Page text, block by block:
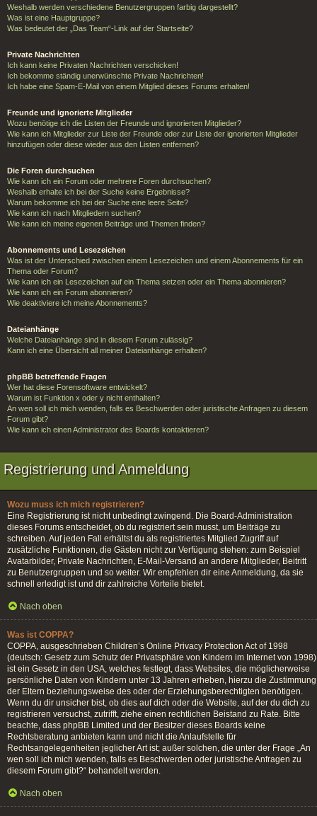
Weshalb werden verschiedene Benutzergruppen farbig dargestellt?
Was ist eine Hauptgruppe?
Was bedeutet der „Das Team“-Link auf der Startseite?
Private Nachrichten
Ich kann keine Privaten Nachrichten verschicken!
Ich bekomme ständig unerwünschte Private Nachrichten!
Ich habe eine Spam-E-Mail von einem Mitglied dieses Forums erhalten!
Freunde und ignorierte Mitglieder
Wozu benötige ich die Listen der Freunde und ignorierten Mitglieder?
Wie kann ich Mitglieder zur Liste der Freunde oder zur Liste der ignorierten Mitglieder
hinzufügen oder diese wieder aus den Listen entfernen?
Die Foren durchsuchen
Wie kann ich ein Forum oder mehrere Foren durchsuchen?
Weshalb erhalte ich bei der Suche keine Ergebnisse?
Warum bekomme ich bei der Suche eine leere Seite?
Wie kann ich nach Mitgliedern suchen?
Wie kann ich meine eigenen Beiträge und Themen finden?
Abonnements und Lesezeichen
Was ist der Unterschied zwischen einem Lesezeichen und einem Abonnements für ein
Thema oder Forum?
Wie kann ich ein Lesezeichen auf ein Thema setzen oder ein Thema abonnieren?
Wie kann ich ein Forum abonnieren?
Wie deaktiviere ich meine Abonnements?
Dateianhänge
Welche Dateianhänge sind in diesem Forum zulässig?
Kann ich eine Übersicht all meiner Dateianhänge erhalten?
phpBB betreffende Fragen
Wer hat diese Forensoftware entwickelt?
Warum ist Funktion x oder y nicht enthalten?
An wen soll ich mich wenden, falls es Beschwerden oder juristische Anfragen zu diesem
Forum gibt?
Wie kann ich einen Administrator des Boards kontaktieren?
Registrierung und Anmeldung
Wozu muss ich mich registrieren?
Eine Registrierung ist nicht unbedingt zwingend. Die Board-Administration
dieses Forums entscheidet, ob du registriert sein musst, um Beiträge zu
schreiben. Auf jeden Fall erhältst du als registriertes Mitglied Zugriff auf
zusätzliche Funktionen, die Gästen nicht zur Verfügung stehen: zum Beispiel
Avatarbilder, Private Nachrichten, E-Mail-Versand an andere Mitglieder, Beitritt
zu Benutzergruppen und so weiter. Wir empfehlen dir eine Anmeldung, da sie
schnell erledigt ist und dir zahlreiche Vorteile bietet.
Nach oben
Was ist COPPA?
COPPA, ausgeschrieben Children’s Online Privacy Protection Act of 1998
(deutsch: Gesetz zum Schutz der Privatsphäre von Kindern im Internet von 1998)
ist ein Gesetz in den USA, welches festlegt, dass Websites, die möglicherweise
persönliche Daten von Kindern unter 13 Jahren erheben, hierzu die Zustimmung
der Eltern beziehungsweise des oder der Erziehungsberechtigten benötigen.
Wenn du dir unsicher bist, ob dies auf dich oder die Website, auf der du dich zu
registrieren versuchst, zutrifft, ziehe einen rechtlichen Beistand zu Rate. Bitte
beachte, dass phpBB Limited und der Besitzer dieses Boards keine
Rechtsberatung anbieten kann und nicht die Anlaufstelle für
Rechtsangelegenheiten jeglicher Art ist; außer solchen, die unter der Frage „An
wen soll ich mich wenden, falls es Beschwerden oder juristische Anfragen zu
diesem Forum gibt?“ behandelt werden.
Nach oben